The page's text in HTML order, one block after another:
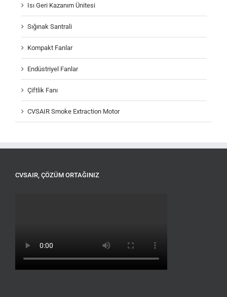
Isı Geri Kazanım Ünitesi
Sığınak Santrali
Kompakt Fanlar
Endüstriyel Fanlar
Çiftlik Fanı
CVSAIR Smoke Extraction Motor
CVSAIR, ÇÖZÜM ORTAĞINIZ